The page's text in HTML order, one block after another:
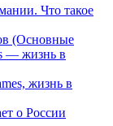
Что такое
(Основные
— жизнь в
жизнь в
о России